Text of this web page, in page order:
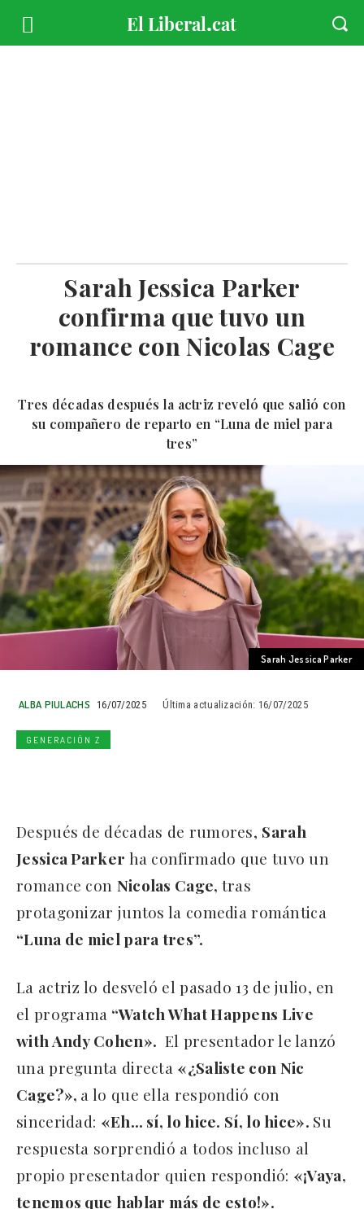
Sarah Jessica Parker
confirma que tuvo un
romance con Nicolas Cage
Tres décadas después la actriz reveló que salió con
su compañero de reparto en “Luna de miel para
tres”
Sarah Jessica Parker
ALBA PIULACHS 16/07/2025 Última actualización: 16/07/2025
GENERACIÓN Z
Después de décadas de rumores, Sarah
Jessica Parker ha confirmado que tuvo un
romance con Nicolas Cage, tras
protagonizar juntos la comedia romántica
“Luna de miel para tres”.
La actriz lo desveló el pasado 13 de julio, en
el programa “Watch What Happens Live
with Andy Cohen». El presentador le lanzó
una pregunta directa «¿Saliste con Nic
Cage?», a lo que ella respondió con
sinceridad: «Eh… sí, lo hice. Sí, lo hice». Su
respuesta sorprendió a todos incluso al
propio presentador quien respondió: «¡Vaya,
tenemos que hablar más de esto!».